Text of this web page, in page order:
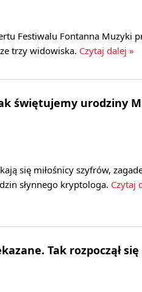
Festiwalu Fontanna Muzyki
trzy widowiska. Czytaj dalej »
świętujemy urodziny
się miłośnicy szyfrów,
słynnego kryptologa. Czytaj
Tak rozpoczął